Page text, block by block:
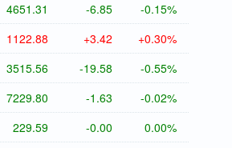
4651.31 -6.85 -0.15%
1122.88 +3.42 +0.30%
3515.56 -19.58 -0.55%
7229.80 -1.63 -0.02%
229.59 -0.00 0.00%